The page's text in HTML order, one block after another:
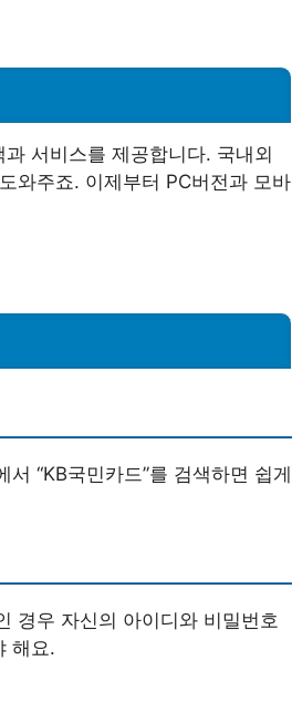
서비스를 제공합니다. 국내외
와주죠. 이제부터 PC버전과 모바
“KB국민카드”를 검색하면 쉽게
경우 자신의 아이디와 비밀번호
해요.